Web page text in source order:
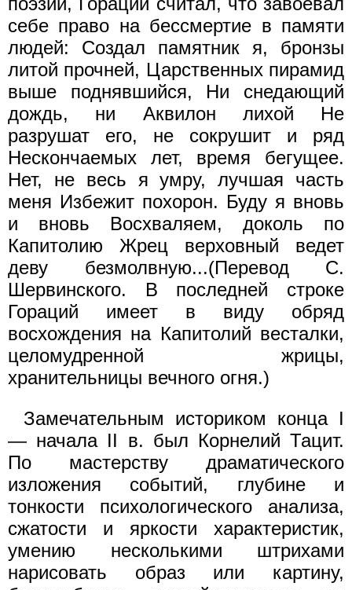
себе право на бессмертие в памяти
людей: Создал памятник я, бронзы
литой прочней, Царственных пирамид
выше поднявшийся, Ни снедающий
дождь, ни Аквилон лихой Не
разрушат его, не сокрушит и ряд
Нескончаемых лет, время бегущее.
Нет, не весь я умру, лучшая часть
меня Избежит похорон. Буду я вновь
и вновь Восхваляем, доколь по
Капитолию Жрец верховный ведет
деву безмолвную...(Перевод С.
Шервинского. В последней строке
Гораций имеет в виду обряд
восхождения на Капитолий весталки,
целомудренной жрицы,
хранительницы вечного огня.)
Замечательным историком конца I
— начала II в. был Корнелий Тацит.
По мастерству драматического
изложения событий, глубине и
тонкости психологического анализа,
сжатости и яркости характеристик,
умению несколькими штрихами
нарисовать образ или картину,